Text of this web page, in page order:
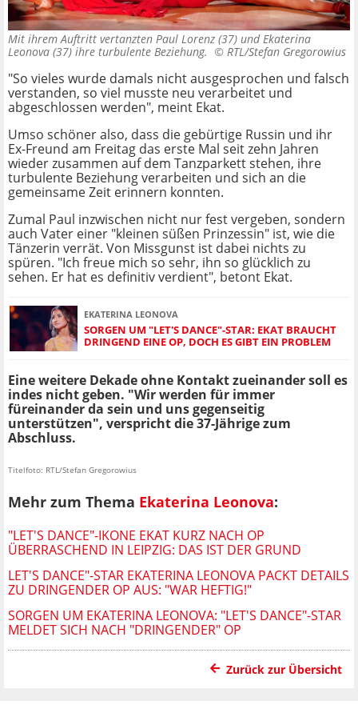
Mit ihrem Auftritt vertanzten Paul Lorenz (37) und Ekaterina
Leonova (37) ihre turbulente Beziehung. © RTL/Stefan Gregorowius
"So vieles wurde damals nicht ausgesprochen und falsch
verstanden, so viel musste neu verarbeitet und
abgeschlossen werden", meint Ekat.
Umso schöner also, dass die gebürtige Russin und ihr
Ex-Freund am Freitag das erste Mal seit zehn Jahren
wieder zusammen auf dem Tanzparkett stehen, ihre
turbulente Beziehung verarbeiten und sich an die
gemeinsame Zeit erinnern konnten.
Zumal Paul inzwischen nicht nur fest vergeben, sondern
auch Vater einer "kleinen süßen Prinzessin" ist, wie die
Tänzerin verrät. Von Missgunst ist dabei nichts zu
spüren. "Ich freue mich so sehr, ihn so glücklich zu
sehen. Er hat es definitiv verdient", betont Ekat.
EKATERINA LEONOVA
SORGEN UM "LET'S DANCE"-STAR: EKAT BRAUCHT
DRINGEND EINE OP, DOCH ES GIBT EIN PROBLEM
Eine weitere Dekade ohne Kontakt zueinander soll es
indes nicht geben. "Wir werden für immer
füreinander da sein und uns gegenseitig
unterstützen", verspricht die 37-Jährige zum
Abschluss.
Titelfoto: RTL/Stefan Gregorowius
Mehr zum Thema Ekaterina Leonova:
"LET'S DANCE"-IKONE EKAT KURZ NACH OP
ÜBERRASCHEND IN LEIPZIG: DAS IST DER GRUND
LET'S DANCE"-STAR EKATERINA LEONOVA PACKT DETAILS
ZU DRINGENDER OP AUS: "WAR HEFTIG!"
SORGEN UM EKATERINA LEONOVA: "LET'S DANCE"-STAR
MELDET SICH NACH "DRINGENDER" OP
Zurück zur Übersicht